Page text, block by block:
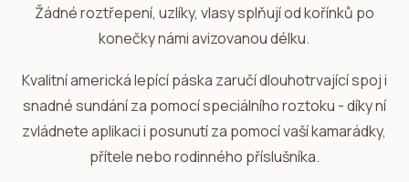
Žádné roztřepení, uzlíky, vlasy splňují od kořínků po
konečky námi avizovanou délku.
Kvalitní americká lepící páska zaručí dlouhotrvající spoj i
snadné sundání za pomocí speciálního roztoku - díky ní
zvládnete aplikaci i posunutí za pomocí vaší kamarádky,
přítele nebo rodinného příslušníka.